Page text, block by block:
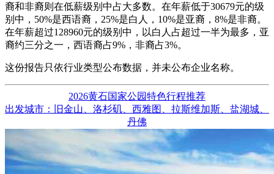
裔和非裔则在低薪级别中占大多数。在年薪低于30679元的级
别中，50%是西语裔，25%是白人，10%是亚裔，8%是非裔。
在年薪超过128960元的级别中，以白人占超过一半为最多，亚
裔约三分之一，西语裔占9%，非裔占3%。
这份报告只依行业类型公布数据，并未公布企业名称。
2026黄石国家公园特色行程推荐
出发城市：旧金山、洛杉矶、西雅图、拉斯维加斯、盐湖城、
丹佛